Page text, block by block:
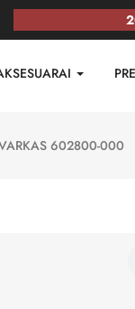
602800-000